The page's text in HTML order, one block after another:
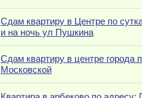
Сдам квартиру в Центре по
и на ночь ул Пушкина
Сдам квартиру в центре города
Московской